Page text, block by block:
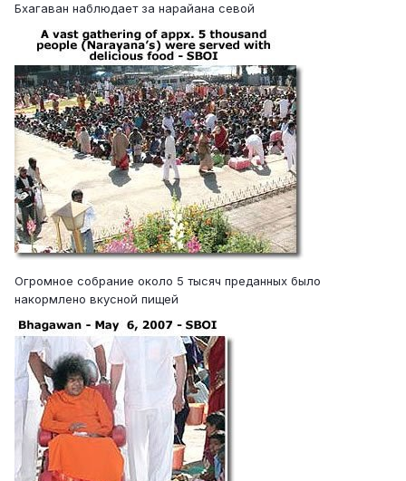
Бхагаван наблюдает за нарайана севой
Огромное собрание около 5 тысяч преданных было
накормлено вкусной пищей